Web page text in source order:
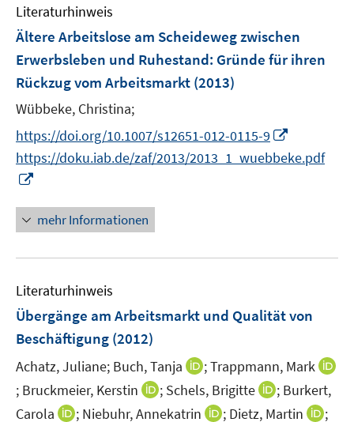
n
s
t
r
ö
f
e
n
n
ö
n
Literaturhinweis
Ältere Arbeitslose am Scheideweg zwischen
Erwerbsleben und Ruhestand: Gründe für ihren
Rückzug vom Arbeitsmarkt (2013)
Wübbeke, Christina;
https://doi.org/10.1007/s12651-012-0115-9
n
s
e
ö
f
https://doku.iab.de/zaf/2013/2013_1_wuebbeke.pdf
n
e
u
m
F
n
s
t
mehr Informationen
Literaturhinweis
Übergänge am Arbeitsmarkt und Qualität von
Beschäftigung (2012)
Achatz, Juliane; Buch, Tanja
I
n
n
;Trappmann, Mark
I
n
; Bruckmeier, Kerstin
I
n
; Schels, Brigitte
I
n
; Burkert,
Carola
I; Niebuhr, Annekatrin I; Dietz, Martin I;